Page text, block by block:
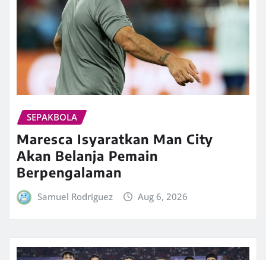
SEPAKBOLA
Maresca Isyaratkan Man City
Akan Belanja Pemain
Berpengalaman
Samuel Rodriguez Aug 6, 2026